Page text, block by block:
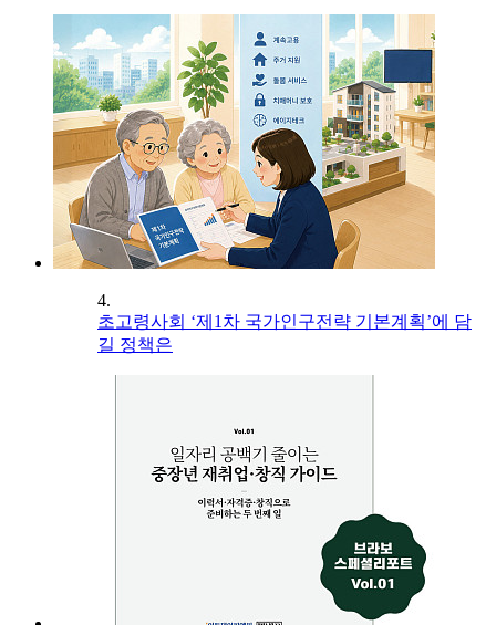
4.
초고령사회 ‘제1차 국가인구전략 기본계획’에 담
길 정책은